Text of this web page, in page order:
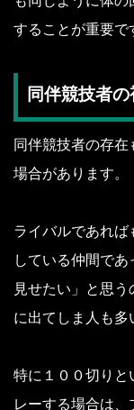
することが重要で
同伴競技者
同伴競技者の存
場合があります。
ライバルであれば
している仲間で
見せたい」と思
に出てしま人も多
特に１００切りと
レーする場合は